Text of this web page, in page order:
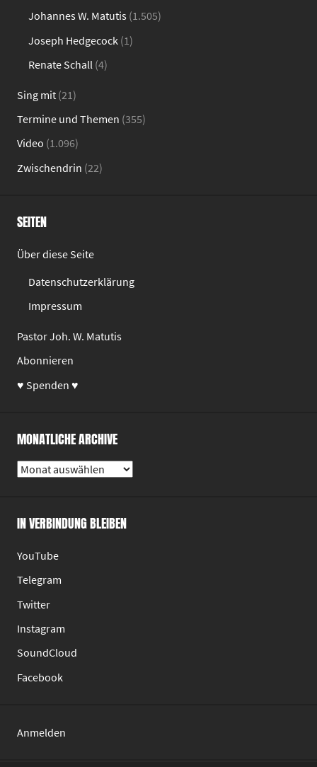
Johannes W. Matutis (1.505)
Joseph Hedgecock (1)
Renate Schall (4)
Sing mit (21)
Termine und Themen (355)
Video (1.096)
Zwischendrin (22)
SEITEN
Über diese Seite
Datenschutzerklärung
Impressum
Pastor Joh. W. Matutis
Abonnieren
♥ Spenden ♥
MONATLICHE ARCHIVE
Monatliche
IN VERBINDUNG BLEIBEN
YouTube
Telegram
Twitter
Instagram
SoundCloud
Facebook
Anmelden